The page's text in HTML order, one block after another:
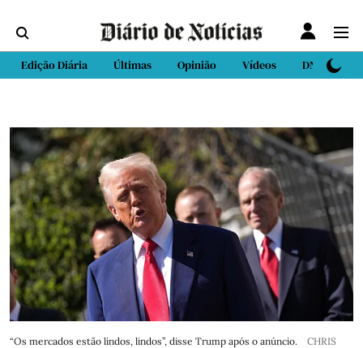
Edição Diária Últimas Opinião Vídeos DN Sport
“Os mercados estão lindos, lindos”, disse Trump após o anúncio.
CHRIS